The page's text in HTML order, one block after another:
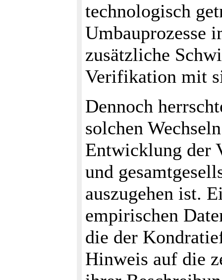
technologisch
Umbauprozesse
zusätzliche
Verifikation mit
Dennoch
solchen
Entwicklung der
und
auszugehen ist.
empirischen
die der
Hinweis auf die